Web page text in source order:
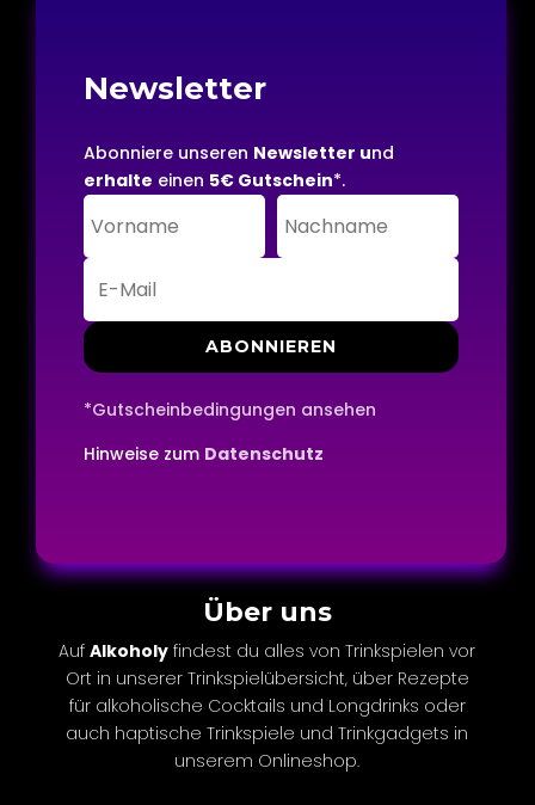
Newsletter
Abonniere unseren Newsletter und
erhalte einen 5€ Gutschein*.
ABONNIEREN
*Gutscheinbedingungen ansehen
Hinweise zum Datenschutz
Über uns
AufAlkoholy findest du alles von Trinkspielen vor
Ort in unserer Trinkspielübersicht, über Rezepte
für alkoholische Cocktails und Longdrinks oder
auch haptische Trinkspiele und Trinkgadgets in
unserem Onlineshop.